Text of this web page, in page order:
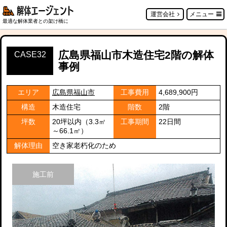
最適な解体業者との架け橋に
運営会社 メニュー
CASE32
広島県福山市木造住宅2階の解体
事例
エリア 広島県福山市 工事費用
4,689,900円
構造
木造住宅 階数
2階
坪数
20坪以内（3.3㎡
～66.1㎡）
工事期間 22日間
解体理由 空き家老朽化のため
施工前